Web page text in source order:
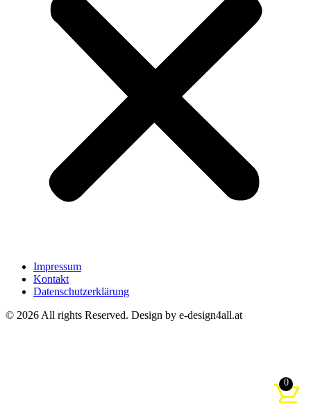
Impressum
Kontakt
Datenschutzerklärung
© 2026 All rights Reserved. Design by e-design4all.at
0